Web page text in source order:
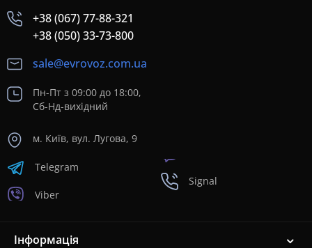
+38 (067) 77-88-321
+38 (050) 33-73-800
sale@evrovoz.com.ua
Пн-Пт з 09:00 до 18:00,
Сб-Нд-вихідний
м. Київ, вул. Лугова, 9
Telegram
Viber
Signal
Інформація